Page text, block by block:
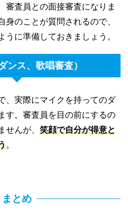
審査員との面接審査になりま
のことが質問されるので、
うに準備しておきましょう。
ンス、歌唱審査）
、実際にマイクを持ってのダ
す。審査員を目の前にするの
せんが、 笑顔で自分が得意と
。
まとめ